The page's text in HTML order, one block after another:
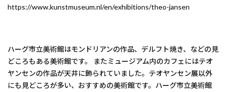
https://www.kunstmuseum.nl/en/exhibitions/theo-jansen
ハーグ市立美術館はモンドリアンの作品、デルフト焼き、などの見
どころもある美術館です。 またミュージアム内のカフェにはテオ
ヤンセンの作品が天井に飾られていました。テオヤンセン展以外
にも見どころが多い、おすすめの美術館です。ハーグ市立美術館